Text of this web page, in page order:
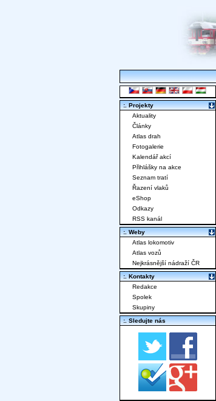
:. Projekty
Aktuality
Články
Atlas drah
Fotogalerie
Kalendář akcí
Přihlášky na akce
Seznam tratí
Řazení vlaků
eShop
Odkazy
RSS kanál
:. Weby
Atlas lokomotiv
Atlas vozů
Nejkrásnější nádraží ČR
:. Kontakty
Redakce
Spolek
Skupiny
:. Sledujte nás